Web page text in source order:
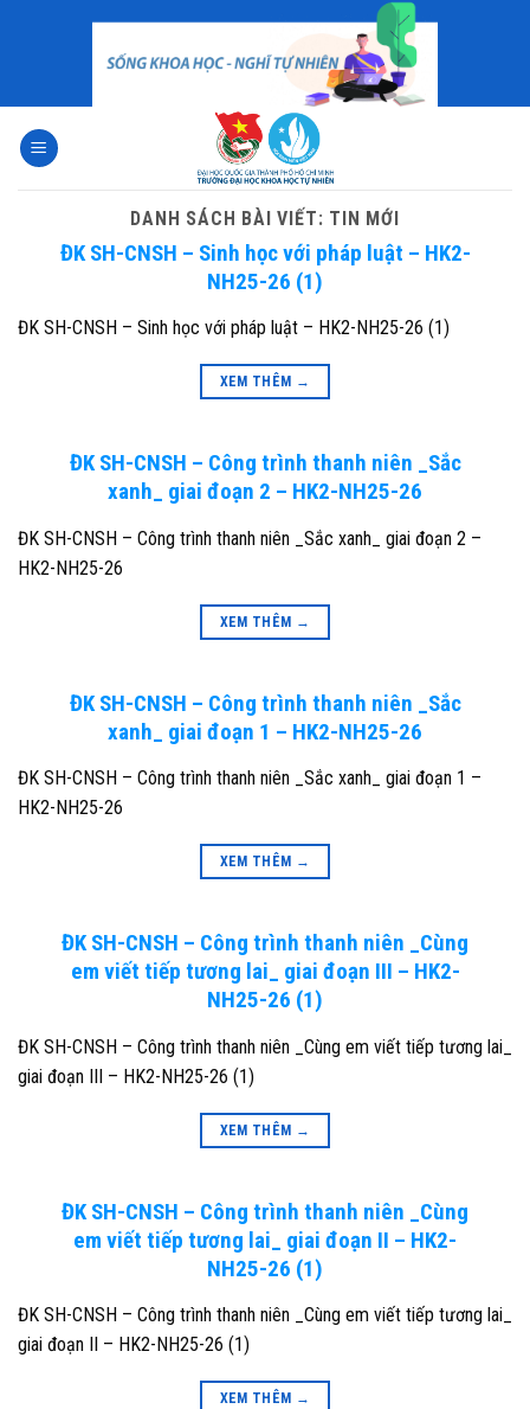
DANH SÁCH BÀI VIẾT: TIN MỚI
ĐK SH-CNSH – Sinh học với pháp luật – HK2-
NH25-26 (1)
ĐK SH-CNSH – Sinh học với pháp luật – HK2-NH25-26 (1)
XEM THÊM →
ĐK SH-CNSH – Công trình thanh niên _Sắc
xanh_ giai đoạn 2 – HK2-NH25-26
ĐK SH-CNSH – Công trình thanh niên _Sắc xanh_ giai đoạn 2 –
HK2-NH25-26
XEM THÊM →
ĐK SH-CNSH – Công trình thanh niên _Sắc
xanh_ giai đoạn 1 – HK2-NH25-26
ĐK SH-CNSH – Công trình thanh niên _Sắc xanh_ giai đoạn 1 –
HK2-NH25-26
XEM THÊM →
ĐK SH-CNSH – Công trình thanh niên _Cùng
em viết tiếp tương lai_ giai đoạn III – HK2-
NH25-26 (1)
ĐK SH-CNSH – Công trình thanh niên _Cùng em viết tiếp tương lai_
giai đoạn III – HK2-NH25-26 (1)
XEM THÊM →
ĐK SH-CNSH – Công trình thanh niên _Cùng
em viết tiếp tương lai_ giai đoạn II – HK2-
NH25-26 (1)
ĐK SH-CNSH – Công trình thanh niên _Cùng em viết tiếp tương lai_
giai đoạn II – HK2-NH25-26 (1)
XEM THÊM →